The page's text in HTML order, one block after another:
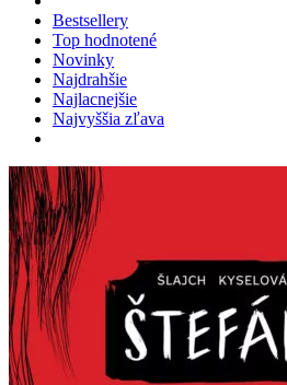
Bestsellery
Top hodnotené
Novinky
Najdrahšie
Najlacnejšie
Najvyššia zľava